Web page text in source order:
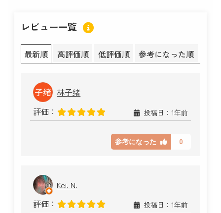
レビュー一覧
最新順 高評価順 低評価順 参考になった順
林子绪
評価：
投稿日：1年前
参考になった 0
Kei. N.
評価：
投稿日：1年前